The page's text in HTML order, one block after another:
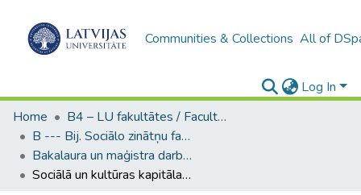
Communities & Collections All of
Log In
Home
B4 – LU fakultātes / Faculties of the UL
B --- Bij. Sociālo zinātņu fakultātes noslēguma darbi / Faculty of Social Sciences - Graduate works
Bakalaura un maģistra darbi (SZF) / Bachelor's and Master's theses
Sociālā un kultūras kapitāla perspektīvas. Kordziedāšana jauniešu vidū Latvijā. Koru „Sola” un „Skan” piemērs